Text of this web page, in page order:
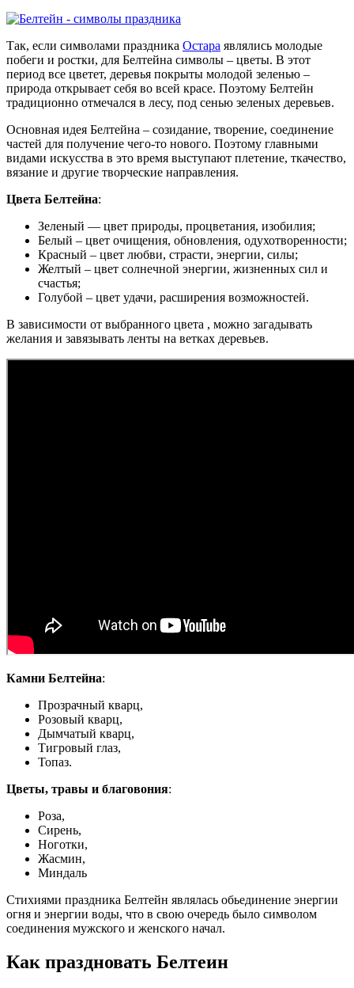
Так, если символами праздника Остара являлись молодые
побеги и ростки, для Белтейна символы – цветы. В этот
период все цветет, деревья покрыты молодой зеленью –
природа открывает себя во всей красе. Поэтому Белтейн
традиционно отмечался в лесу, под сенью зеленых деревьев.
Основная идея Белтейна – созидание, творение, соединение
частей для получение чего-то нового. Поэтому главными
видами искусства в это время выступают плетение, ткачество,
вязание и другие творческие направления.
Цвета Белтейна:
Зеленый — цвет природы, процветания, изобилия;
Белый – цвет очищения, обновления, одухотворенности;
Красный – цвет любви, страсти, энергии, силы;
Желтый – цвет солнечной энергии, жизненных сил и
счастья;
Голубой – цвет удачи, расширения возможностей.
В зависимости от выбранного цвета , можно загадывать
желания и завязывать ленты на ветках деревьев.
Камни Белтейна:
Прозрачный кварц,
Розовый кварц,
Дымчатый кварц,
Тигровый глаз,
Топаз.
Цветы, травы и благовония:
Роза,
Сирень,
Ноготки,
Жасмин,
Миндаль
Стихиями праздника Белтейн являлась обьединение энергии
огня и энергии воды, что в свою очередь было символом
соединения мужского и женского начал.
Как праздновать Белтеин